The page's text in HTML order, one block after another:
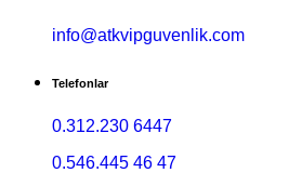
info@atkvipguvenlik.com
Telefonlar
0.312.230 6447
0.546.445 46 47